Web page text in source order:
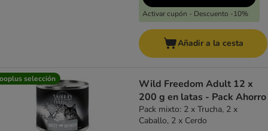
Activar cupón - Descuento -10%
Añadir a la cesta
selección
Wild Freedom Adult 12 x
200 g en latas - Pack Ahorro
Pack mixto: 2 x Trucha, 2 x
Caballo, 2 x Cerdo